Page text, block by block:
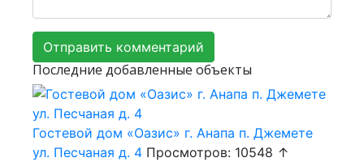
Последние добавленные объекты
Гостевой дом «Оазис» г. Анапа п. Джемете
ул. Песчаная д. 4 Просмотров: 10548 ↑